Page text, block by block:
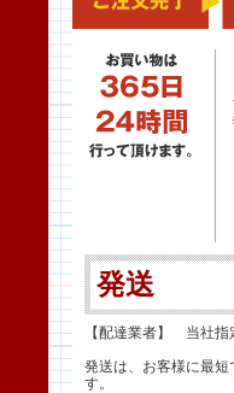
発送
【配達業者】 当社指
発送は、お客様に最
す。